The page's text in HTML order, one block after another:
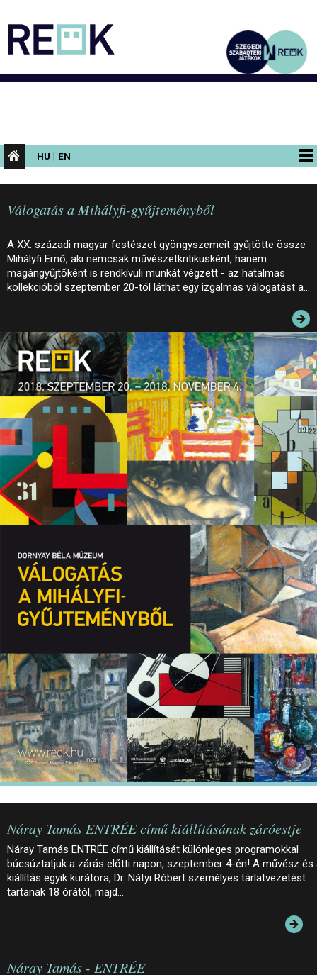
HU | EN
PROGRAMOK
KIÁLLÍTÁSOK
AZ ÉPÜLET
INFORMÁCIÓK
KONFERENCIA
ELÉRHETŐSÉG
PALOTASÉTÁK ÉS VEZETÉSEK
KÖZÉRDEKŰ ADATOK
Válogatás a Mihályfi-gyűjteményből
A XX. századi magyar festészet gyöngyszemeit gyűjtötte össze
Mihályfi Ernő, aki nemcsak művészetkritikusként, hanem
magángyűjtőként is rendkívüli munkát végzett - az hatalmas
kollekcióból szeptember 20-tól láthat egy izgalmas válogatást a…
Náray Tamás ENTRÉE című kiállításának záróestje
Náray Tamás ENTRÉE című kiállítását különleges programokkal
búcsúztatjuk a zárás előtti napon, szeptember 4-én! A művész és
kiállítás egyik kurátora, Dr. Nátyi Róbert személyes tárlatvezetést
tartanak 18 órától, majd…
Náray Tamás - ENTRÉE